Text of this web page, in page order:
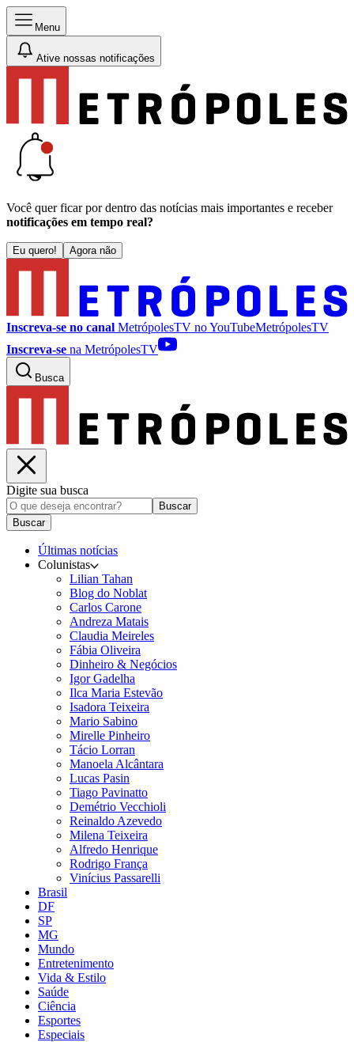
Menu
Ative nossas notificações
Você quer ficar por dentro das notícias mais importantes e receber
notificações em tempo real?
Eu quero! Agora não
Inscreva-se no canal MetrópolesTV noYouTubeMetrópolesTV
Inscreva-se na MetrópolesTV
Busca
Digite sua busca
Buscar
Buscar
Últimas notícias
Colunistas
Lilian Tahan
Blog do Noblat
Carlos Carone
Andreza Matais
Claudia Meireles
Fábia Oliveira
Dinheiro & Negócios
Igor Gadelha
Ilca Maria Estevão
Isadora Teixeira
Mario Sabino
Mirelle Pinheiro
Tácio Lorran
Manoela Alcântara
Lucas Pasin
Tiago Pavinatto
Demétrio Vecchioli
Reinaldo Azevedo
Milena Teixeira
Alfredo Henrique
Rodrigo França
Vinícius Passarelli
Brasil
DF
SP
MG
Mundo
Entretenimento
Vida & Estilo
Saúde
Ciência
Esportes
Especiais